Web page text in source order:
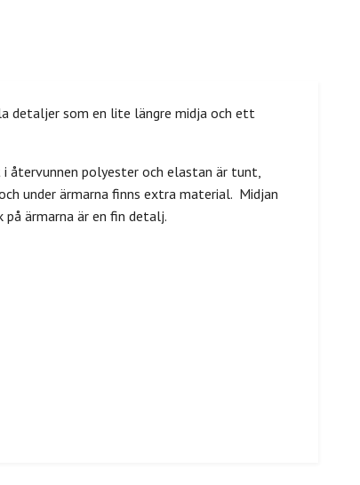
detaljer som en lite längre midja och ett
återvunnen polyester och elastan är tunt,
under ärmarna finns extra material. Midjan
ärmarna är en fin detalj.